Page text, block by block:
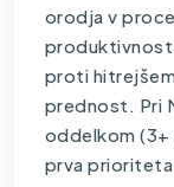
orodja v
proti
prednost. Pri
oddelkom (3+
prva